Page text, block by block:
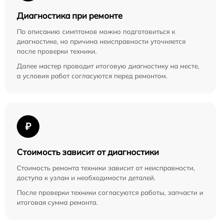
Диагностика при ремонте
По описанию симптомов можно подготовиться к
диагностике, но причина неисправности уточняется
после проверки техники.
Далее мастер проводит итоговую диагностику на месте,
а условия работ согласуются перед ремонтом.
₽
Стоимость зависит от диагностики
Стоимость ремонта техники зависит от неисправности,
доступа к узлам и необходимости деталей.
После проверки техники согласуются работы, запчасти и
итоговая сумма ремонта.